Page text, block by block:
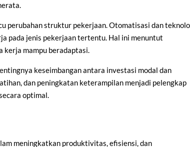
perubahan struktur pekerjaan. Otomatisasi dan
pada jenis pekerjaan tertentu. Hal ini menuntut
kerja mampu beradaptasi.
keseimbangan antara investasi modal dan
dan peningkatan keterampilan menjadi pelengkap
optimal.
meningkatkan produktivitas, efisiensi, dan